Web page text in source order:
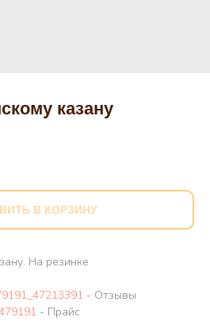
казану
В КОРЗИНУ
На резинке
- Отзывы
- Прайс